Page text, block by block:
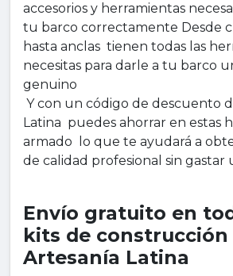
accesorios y herramientas
tu barco correctamente Desde
hasta anclas tienen todas las
necesitas para darle a tu barco
genuino
Y con un código de descuento
Latina puedes ahorrar en estas
armado lo que te ayudará a
de calidad profesional sin gastar
Envío gratuito en
kits de construcción
Artesanía Latina